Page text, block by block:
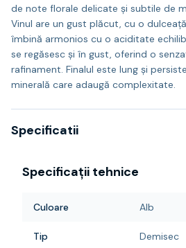
de note florale delicate și subtile de
Vinul are un gust plăcut, cu o
îmbină armonios cu o aciditate
se regăsesc și în gust, oferind o
rafinament. Finalul este lung și
minerală care adaugă complexitate.
Specificatii
Specificații tehnice
Culoare Alb
Tip Demisec